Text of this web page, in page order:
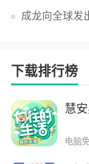
成龙向全球发出入境
下载排行榜
慧
电脑